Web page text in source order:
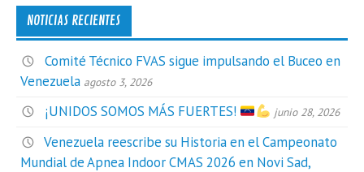
NOTICIAS RECIENTES
Comité Técnico FVAS sigue impulsando el Buceo en
Venezuela agosto 3, 2026
¡UNIDOS SOMOS MÁS FUERTES! junio 28, 2026
Venezuela reescribe su Historia en el Campeonato
Mundial de Apnea Indoor CMAS 2026 en Novi Sad,